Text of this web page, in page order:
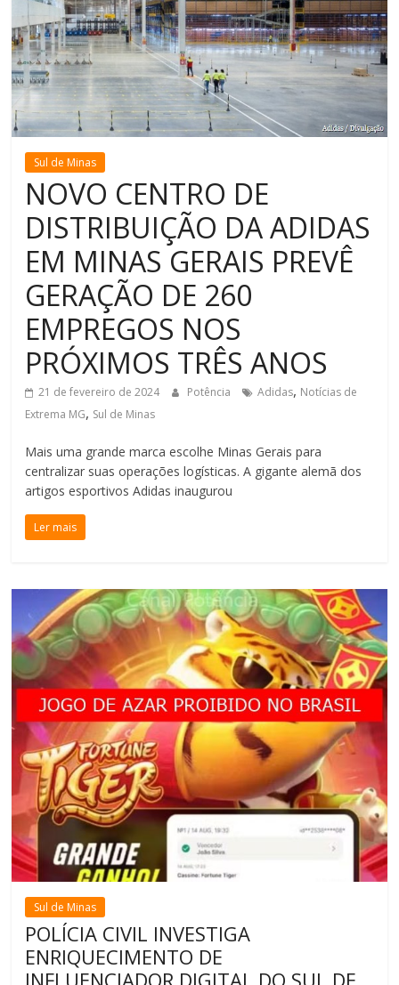
de
Minas
Sul de Minas
NOVO CENTRO DE
DISTRIBUIÇÃO DA ADIDAS
EM MINAS GERAIS PREVÊ
GERAÇÃO DE 260
EMPREGOS NOS
PRÓXIMOS TRÊS ANOS
21 de fevereiro de 2024 Potência Adidas, Notícias de
Extrema MG, Sul de Minas
Mais uma grande marca escolhe Minas Gerais para
centralizar suas operações logísticas. A gigante alemã dos
artigos esportivos Adidas inaugurou
Ler mais
Sul de Minas
POLÍCIA CIVIL INVESTIGA
ENRIQUECIMENTO DE
INFLUENCIADOR DIGITAL DO SUL DE